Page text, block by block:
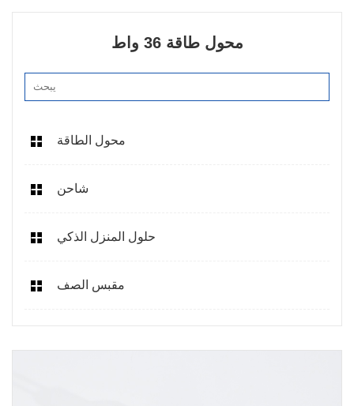
محول طاقة 36 واط
محول الطاقة
شاحن
حلول المنزل الذكي
مقبس الصف